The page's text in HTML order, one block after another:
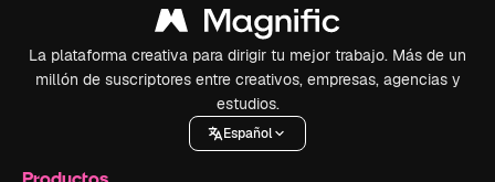
La plataforma creativa para dirigir tu mejor trabajo. Más de un
millón de suscriptores entre creativos, empresas, agencias y
estudios.
Español